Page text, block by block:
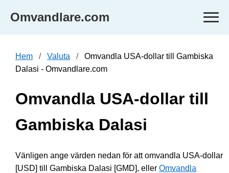
Omvandlare.com
Hem Valuta
Omvandla USA-dollar till Gambiska
Dalasi - Omvandlare.com
Omvandla USA-dollar till
Gambiska Dalasi
Vänligen ange värden nedan för att omvandla USA-dollar
[USD] till Gambiska Dalasi [GMD], eller Omvandla